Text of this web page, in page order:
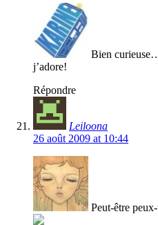
Bien
j’adore!
Répondre
Leiloona
26 août 2009 at 10:44
Peut-être